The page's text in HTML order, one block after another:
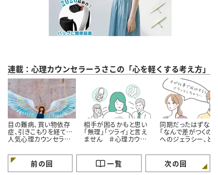
連載：心理カウンセラーうさこの「心を軽くする考え方」
目の難病、買い物依存
症、引きこもりを経て…
人気心理カウンセラー
る」たった一つの方法
相手が困るかもと思い
「無理」「ツライ」と言え
ません ＃心理カウン
する考え方
同期だったはずな
「なんで差がつくの？
へのジェラシー、ど
ラーうさこの心を軽
る考え方
前の回 一覧 次の回